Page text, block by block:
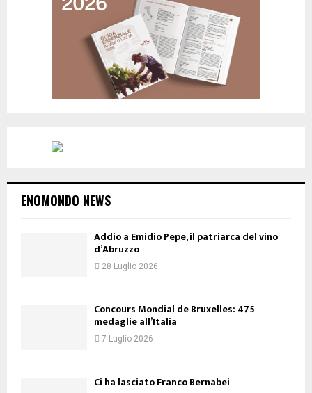
ENOMONDO NEWS
Addio a Emidio Pepe, il patriarca del vino
d’Abruzzo
28 Luglio 2026
Concours Mondial de Bruxelles: 475
medaglie all’Italia
7 Luglio 2026
Ci ha lasciato Franco Bernabei